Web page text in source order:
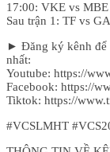
17:00: VKE vs MBE
Sau trận 1: TF vs
► Đăng ký kênh để
nhất:
Youtube: https://
Facebook: https://
Tiktok: https://
#VCSLMHT